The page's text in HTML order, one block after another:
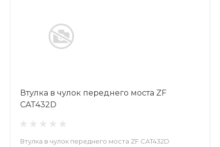
Втулка в чулок переднего моста ZF
CAT432D
Втулка в чулок переднего моста ZF CAT432D